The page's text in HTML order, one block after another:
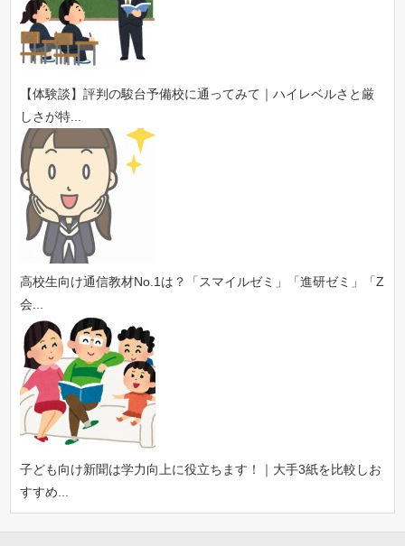
【体験談】評判の駿台予備校に通ってみて｜ハイレベルさと厳
しさが特...
高校生向け通信教材No.1は？「スマイルゼミ」「進研ゼミ」「Z
会...
子ども向け新聞は学力向上に役立ちます！｜大手3紙を比較しお
すすめ...